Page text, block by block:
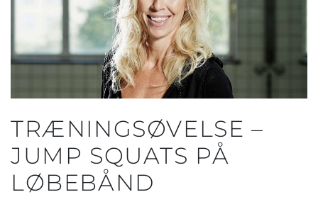
TRÆNINGSØVELSE –
JUMP SQUATS PÅ
LØBEBÅND